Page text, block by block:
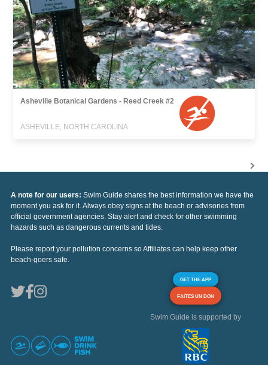
Asheville Botanical Gardens - Reed Creek #2
ASHEVILLE, NORTH CAROLINA
A note for our users: Swim Guide shares the best information we have the
moment you ask for it. Always obey signs at the beach or advisories from
official government agencies. Stay alert and check for other swimming
hazards such as dangerous currents and tides.
Please report your pollution concerns so Affiliates can help keep other
beach-goers safe.
GET THE APP
FAITES UN DON
Swim Guide is supported by